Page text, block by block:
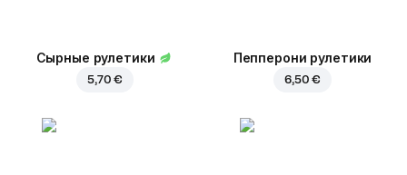
Сырные рулетики
5,70 €
Пепперони рулетики
6,50 €